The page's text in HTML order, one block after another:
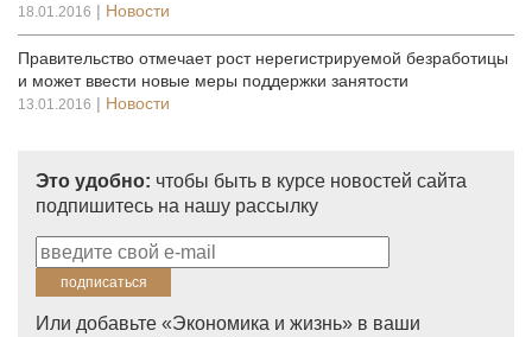
18.01.2016 | Новости
Правительство отмечает рост нерегистрируемой безработицы
и может ввести новые меры поддержки занятости
13.01.2016 | Новости
Это удобно: чтобы быть в курсе новостей сайта
подпишитесь на нашу рассылку
Или добавьте «Экономика и жизнь» в ваши